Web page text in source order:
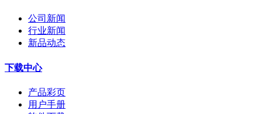
公司新闻
行业新闻
新品动态
下载中心
产品彩页
用户手册